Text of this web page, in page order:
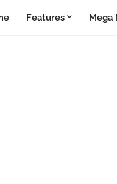
Features Mega